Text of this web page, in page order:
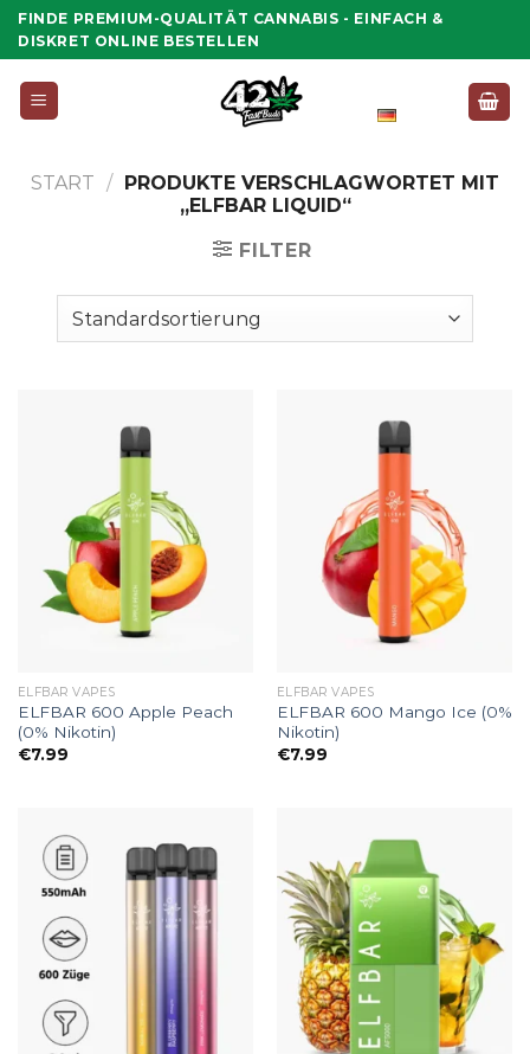
Zum
Inhalt
FINDE PREMIUM-QUALITÄT CANNABIS - EINFACH &
DISKRET ONLINE BESTELLEN
START / PRODUKTE VERSCHLAGWORTET MIT
„ELFBAR LIQUID“
FILTER
ELFBAR VAPES
ELFBAR 600 Apple Peach
(0% Nikotin)
€7.99
ELFBAR VAPES
ELFBAR 600 Mango Ice (0%
Nikotin)
€7.99